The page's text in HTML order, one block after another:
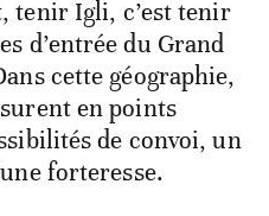
tenir Igli, c’est tenir
d’entrée du Grand
cette géographie,
en points
de convoi, un
forteresse.